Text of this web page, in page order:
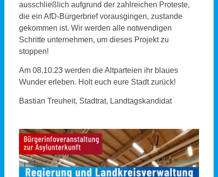
ausschließlich aufgrund der zahlreichen Proteste,
die ein AfD-Bürgerbrief vorausgingen, zustande
gekommen ist. Wir werden alle notwendigen
Schritte unternehmen, um dieses Projekt zu
stoppen!
Am 08.10.23 werden die Altparteien ihr blaues
Wunder erleben. Holt euch eure Stadt zurück!
Bastian Treuheit, Stadtrat, Landtagskandidat